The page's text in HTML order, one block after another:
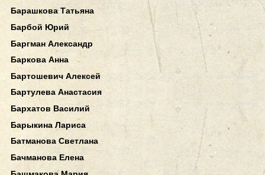
Барашкова Татьяна
Барбой Юрий
Баргман Александр
Баркова Анна
Бартошевич Алексей
Бартулева Анастасия
Бархатов Василий
Барыкина Лариса
Батманова Светлана
Бачманова Елена